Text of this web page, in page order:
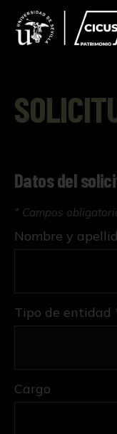
Datos del
* Campos
Tipo de entidad
Nombre y
Cargo